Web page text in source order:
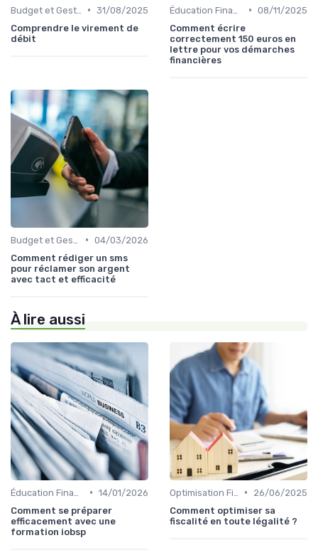
• 31/08/2025
Comprendre le virement de
débit
• 08/11/2025
Comment écrire
correctement 150 euros en
lettre pour vos démarches
financières
• 04/03/2026
Comment rédiger un sms
pour réclamer son argent
avec tact et efficacité
À lire aussi
• 14/01/2026
Comment se préparer
efficacement avec une
formation iobsp
•
26/06/2025
Comment optimiser sa
fiscalité en toute légalité ?